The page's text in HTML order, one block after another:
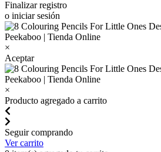
Finalizar registro
o iniciar sesión
×
Aceptar
×
Producto agregado a carrito
Seguir comprando
Ver carrito